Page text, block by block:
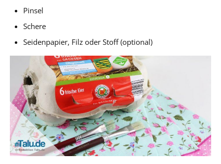
Pinsel
Schere
Seidenpapier, Filz oder Stoff (optional)